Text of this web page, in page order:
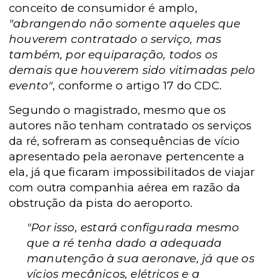
conceito de consumidor é amplo,
"abrangendo não somente aqueles que
houverem contratado o serviço, mas
também, por equiparação, todos os
demais que houverem sido vitimadas pelo
evento", conforme o artigo 17 do CDC.
Segundo o magistrado, mesmo que os
autores não tenham contratado os serviços
da ré, sofreram as consequências de vício
apresentado pela aeronave pertencente a
ela, já que ficaram impossibilitados de viajar
com outra companhia aérea em razão da
obstrução da pista do aeroporto.
"Por isso, estará configurada mesmo
que a ré tenha dado a adequada
manutenção à sua aeronave, já que os
vícios mecânicos, elétricos e a